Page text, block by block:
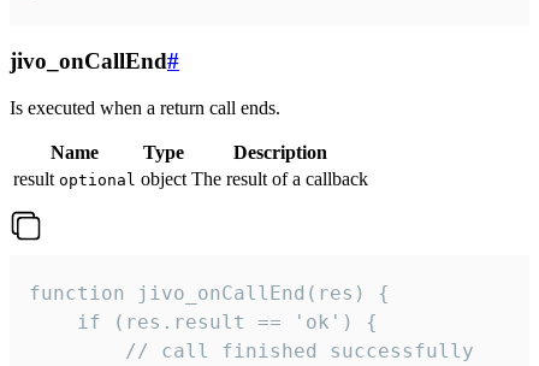
jivo_onCallEnd#
Is executed when a return call ends.
Name Type
Description
result optional object The result of a callback
function jivo_onCallEnd(res) {
    if (res.result == 'ok') {
        // call finished successfully